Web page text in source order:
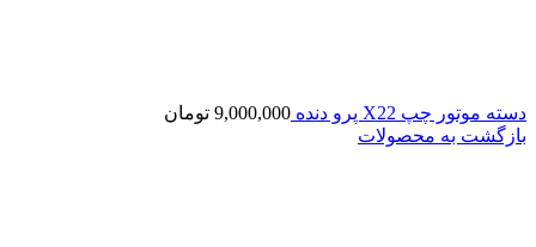
دسته موتور چپ X22 پرو دنده 9,000,000 تومان
بازگشت به محصولات